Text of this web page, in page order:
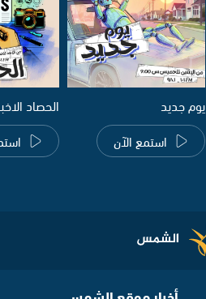
يوم جديد
استمع الآن
الحصاد